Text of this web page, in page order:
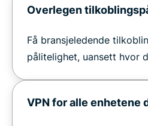
Overlegen
Få bransjeledende
pålitelighet, uansett hvor
VPN for alle enhetene